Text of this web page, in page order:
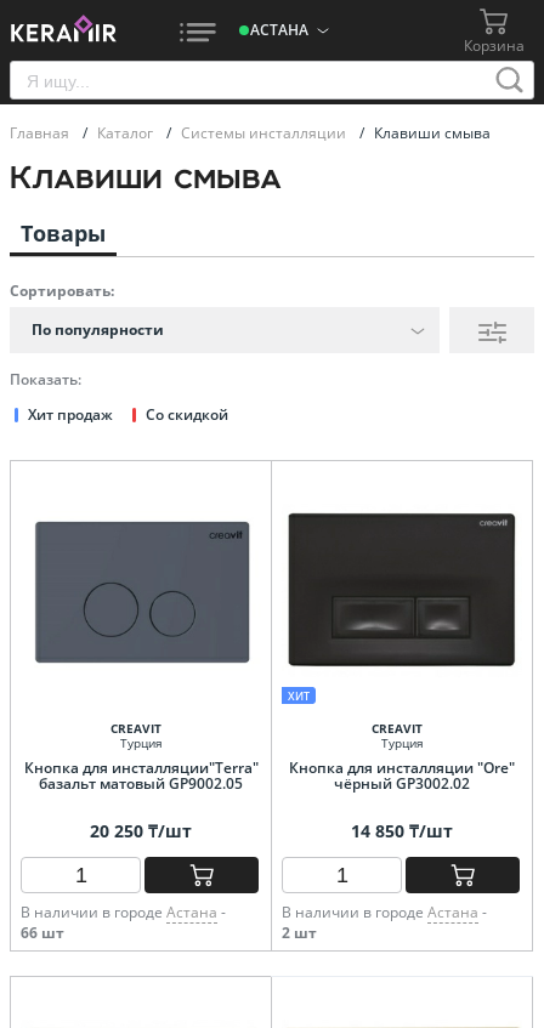
АСТАНА
Корзина
Главная / Каталог / Системы инсталляции / Клавиши смыва
Клавиши смыва
Товары
Сортировать:
По популярности
Показать:
Хит продаж
Со скидкой
CREAVIT
Турция
Кнопка для инсталляции"Terra"
базальт матовый GP9002.05
20 250 ₸/шт
В наличии в городе Астана -
66 шт
ХИТ
CREAVIT
Турция
Кнопка для инсталляции "Ore"
чёрный GP3002.02
14 850 ₸/шт
В наличии в городе Астана -
2 шт